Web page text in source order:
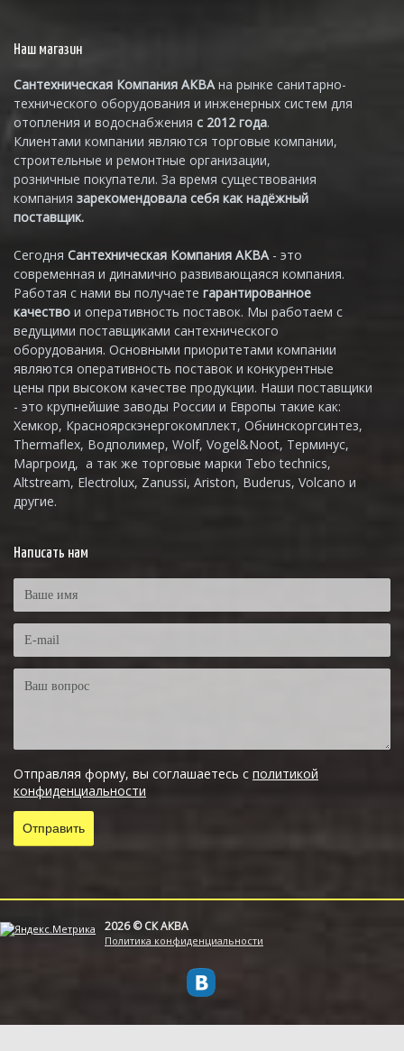
Наш магазин
Сантехническая Компания АКВАна рынке санитарно-
технического оборудования и инженерных систем для
отопления и водоснабжения с 2012 года.
Клиентами компании являются торговые компании,
строительные и ремонтные организации,
розничные покупатели. За время существования
компания зарекомендовала себя как надёжный
поставщик.
Сегодня Сантехническая Компания АКВА - это
современная и динамично развивающаяся компания.
Работая с нами вы получаете гарантированное
качество и оперативность поставок. Мы работаем с
ведущими поставщиками сантехнического
оборудования. Основными приоритетами компании
являются оперативность поставок и конкурентные
цены при высоком качестве продукции. Наши поставщики
- это крупнейшие заводы России и Европы такие как:
Хемкор, Красноярскэнергокомплект, Обнинскоргсинтез,
Thermaflex, Водполимер, Wolf, Vogel&Noot, Терминус,
Маргроид, а так же торговые марки Tebo technics,
Altstream, Electrolux, Zanussi, Ariston, Buderus, Volcano и
другие.
Написать нам
Отправляя форму, вы соглашаетесь с политикой
конфиденциальности
2026 © СК АКВА
Политика конфиденциальности